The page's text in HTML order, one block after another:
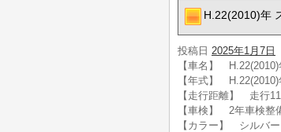
H.22(2010)年
投稿日 2025年1月7日
【車名】
【年式】 H.22(2010)
【走行距離】 走行
【車検】 2年車検整
【カラー】 シルバー